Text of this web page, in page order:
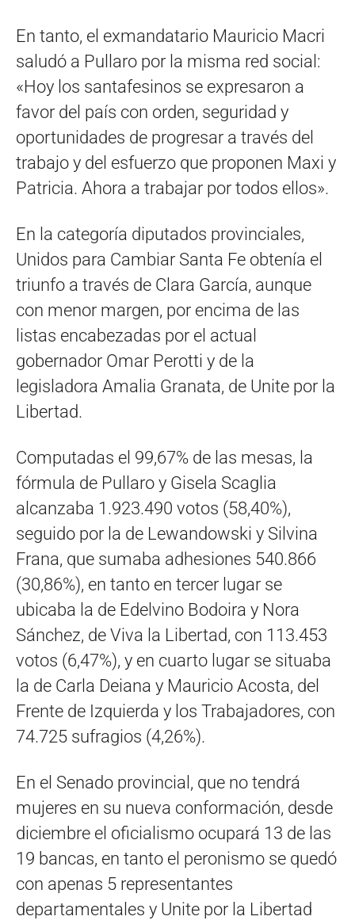
En tanto, el exmandatario Mauricio Macri
saludó a Pullaro por la misma red social:
«Hoy los santafesinos se expresaron a
favor del país con orden, seguridad y
oportunidades de progresar a través del
trabajo y del esfuerzo que proponen Maxi y
Patricia. Ahora a trabajar por todos ellos».
En la categoría diputados provinciales,
Unidos para Cambiar Santa Fe obtenía el
triunfo a través de Clara García, aunque
con menor margen, por encima de las
listas encabezadas por el actual
gobernador Omar Perotti y de la
legisladora Amalia Granata, de Unite por la
Libertad.
Computadas el 99,67% de las mesas, la
fórmula de Pullaro y Gisela Scaglia
alcanzaba 1.923.490 votos (58,40%),
seguido por la de Lewandowski y Silvina
Frana, que sumaba adhesiones 540.866
(30,86%), en tanto en tercer lugar se
ubicaba la de Edelvino Bodoira y Nora
Sánchez, de Viva la Libertad, con 113.453
votos (6,47%), y en cuarto lugar se situaba
la de Carla Deiana y Mauricio Acosta, del
Frente de Izquierda y los Trabajadores, con
74.725 sufragios (4,26%).
En el Senado provincial, que no tendrá
mujeres en su nueva conformación, desde
diciembre el oficialismo ocupará 13 de las
19 bancas, en tanto el peronismo se quedó
con apenas 5 representantes
departamentales y Unite por la Libertad